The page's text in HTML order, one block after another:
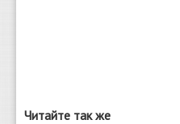
Читайте так же